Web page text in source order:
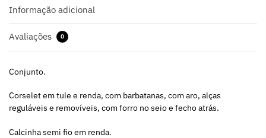
Informação adicional
Avaliações 0
Conjunto.
Corselet em tule e renda, com barbatanas, com aro, alças
reguláveis e removíveis, com forro no seio e fecho atrás.
Calcinha semi fio em renda.